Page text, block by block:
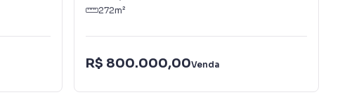
272m²
R$ 800.000,00Venda